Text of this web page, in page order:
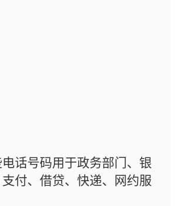
话号码用于政务部门、银
付、借贷、快递、网约服